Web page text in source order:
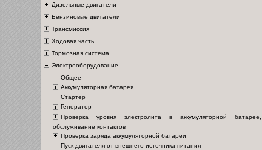
Дизельные двигатели
Бензиновые двигатели
Трансмиссия
Ходовая часть
Тормозная система
Электрооборудование
Общее
Аккумуляторная батарея
Стартер
Генератор
Проверка уровня электролита в аккумуляторной батарее,
обслуживание контактов
Проверка заряда аккумуляторной батареи
Пуск двигателя от внешнего источника питания